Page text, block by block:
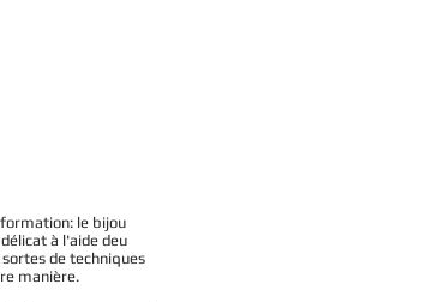
le bijou
à l'aide deu
de techniques
manière.